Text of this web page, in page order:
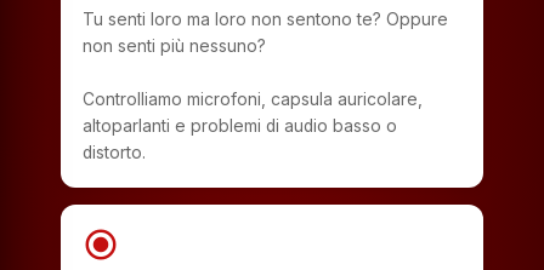
Tu senti loro ma loro non sentono te? Oppure
non senti più nessuno?
Controlliamo microfoni, capsula auricolare,
altoparlanti e problemi di audio basso o
distorto.
radio_button_checked